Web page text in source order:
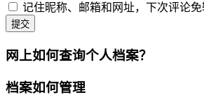
记住昵称、邮箱和网址，下次评论免
提交
网上如何查询个人档案？
档案如何管理